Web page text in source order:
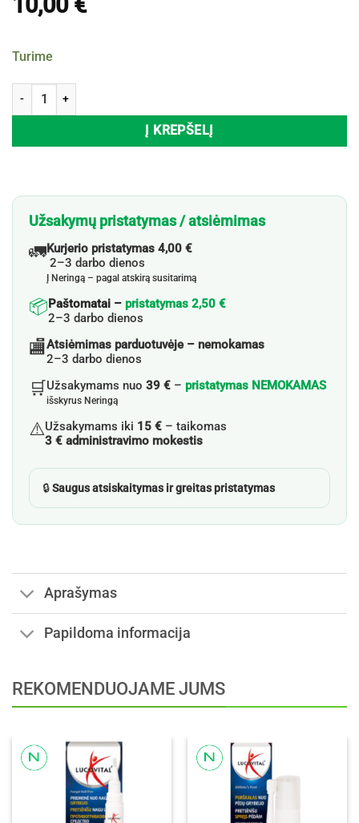
Turime
produkto kiekis: Peilių rinkinys LOWENTHAL BLACK DIAMOND, 6 vnt.
Į KREPŠELĮ
Užsakymų pristatymas / atsiėmimas
🚛Kurjerio pristatymas 4,00 €
2–3 darbo dienos
Į Neringą – pagal atskirą susitarimą
📦Paštomatai – pristatymas 2,50 €
2–3 darbo dienos
🏬Atsiėmimas parduotuvėje – nemokamas
2–3 darbo dienos
🛒Užsakymams nuo 39 € – pristatymas NEMOKAMAS
išskyrus Neringą
⚠️Užsakymams iki 15 € – taikomas
3 € administravimo mokestis
🔒Saugus atsiskaitymas ir greitas pristatymas
Aprašymas
Papildoma informacija
REKOMENDUOJAME JUMS